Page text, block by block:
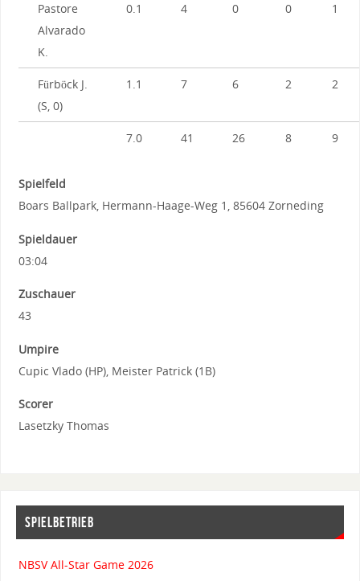
Pastore
Alvarado
K.
0.1 4 0 0 1
Fürböck J.
(S, 0)
1.1 7 6 2 2
7.0 41 26 8 9
Spielfeld
Boars Ballpark, Hermann-Haage-Weg 1, 85604 Zorneding
Spieldauer
03:04
Zuschauer
43
Umpire
Cupic Vlado (HP), Meister Patrick (1B)
Scorer
Lasetzky Thomas
SPIELBETRIEB
NBSV All-Star Game 2026